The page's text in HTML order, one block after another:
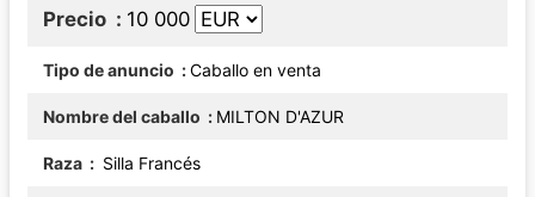
Precio 10 000
Tipo de anuncio Caballo en venta
Nombre del caballo MILTON D'AZUR
Raza Silla Francés